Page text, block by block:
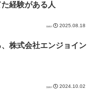
経験がある人
2025.08.18
株式会社エンジョイン
2024.10.02